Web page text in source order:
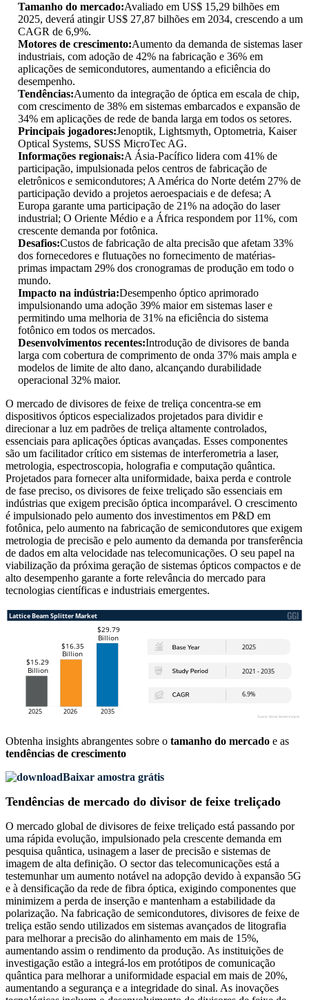
Tamanho do mercado:Avaliado em US$ 15,29 bilhões em
2025, deverá atingir US$ 27,87 bilhões em 2034, crescendo a um
CAGR de 6,9%.
Motores de crescimento:Aumento da demanda de sistemas laser
industriais, com adoção de 42% na fabricação e 36% em
aplicações de semicondutores, aumentando a eficiência do
desempenho.
Tendências:Aumento da integração de óptica em escala de chip,
com crescimento de 38% em sistemas embarcados e expansão de
34% em aplicações de rede de banda larga em todos os setores.
Principais jogadores:Jenoptik, Lightsmyth, Optometria, Kaiser
Optical Systems, SUSS MicroTec AG.
Informações regionais:A Ásia-Pacífico lidera com 41% de
participação, impulsionada pelos centros de fabricação de
eletrônicos e semicondutores; A América do Norte detém 27% de
participação devido a projetos aeroespaciais e de defesa; A
Europa garante uma participação de 21% na adoção do laser
industrial; O Oriente Médio e a África respondem por 11%, com
crescente demanda por fotônica.
Desafios:Custos de fabricação de alta precisão que afetam 33%
dos fornecedores e flutuações no fornecimento de matérias-
primas impactam 29% dos cronogramas de produção em todo o
mundo.
Impacto na indústria:Desempenho óptico aprimorado
impulsionando uma adoção 39% maior em sistemas laser e
permitindo uma melhoria de 31% na eficiência do sistema
fotônico em todos os mercados.
Desenvolvimentos recentes:Introdução de divisores de banda
larga com cobertura de comprimento de onda 37% mais ampla e
modelos de limite de alto dano, alcançando durabilidade
operacional 32% maior.
O mercado de divisores de feixe de treliça concentra-se em
dispositivos ópticos especializados projetados para dividir e
direcionar a luz em padrões de treliça altamente controlados,
essenciais para aplicações ópticas avançadas. Esses componentes
são um facilitador crítico em sistemas de interferometria a laser,
metrologia, espectroscopia, holografia e computação quântica.
Projetados para fornecer alta uniformidade, baixa perda e controle
de fase preciso, os divisores de feixe treliçado são essenciais em
indústrias que exigem precisão óptica incomparável. O crescimento
é impulsionado pelo aumento dos investimentos em P&D em
fotônica, pelo aumento na fabricação de semicondutores que exigem
metrologia de precisão e pelo aumento da demanda por transferência
de dados em alta velocidade nas telecomunicações. O seu papel na
viabilização da próxima geração de sistemas ópticos compactos e de
alto desempenho garante a forte relevância do mercado para
tecnologias científicas e industriais emergentes.
Obtenha insights abrangentes sobre o tamanho do mercado e as
tendências de crescimento
Baixar amostra grátis
Tendências de mercado do divisor de feixe treliçado
O mercado global de divisores de feixe treliçado está passando por
uma rápida evolução, impulsionado pela crescente demanda em
pesquisa quântica, usinagem a laser de precisão e sistemas de
imagem de alta definição. O sector das telecomunicações está a
testemunhar um aumento notável na adopção devido à expansão 5G
e à densificação da rede de fibra óptica, exigindo componentes que
minimizem a perda de inserção e mantenham a estabilidade da
polarização. Na fabricação de semicondutores, divisores de feixe de
treliça estão sendo utilizados em sistemas avançados de litografia
para melhorar a precisão do alinhamento em mais de 15%,
aumentando assim o rendimento da produção. As instituições de
investigação estão a integrá-los em protótipos de comunicação
quântica para melhorar a uniformidade espacial em mais de 20%,
aumentando a segurança e a integridade do sinal. As inovações